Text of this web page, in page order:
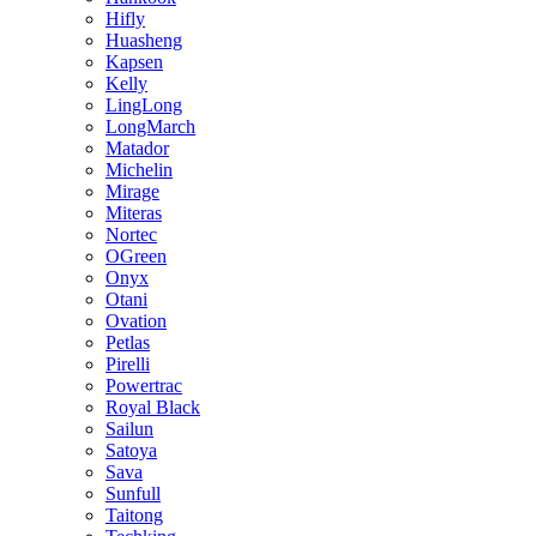
Hifly
Huasheng
Kapsen
Kelly
LingLong
LongMarch
Matador
Michelin
Mirage
Miteras
Nortec
OGreen
Onyx
Otani
Ovation
Petlas
Pirelli
Powertrac
Royal Black
Sailun
Satoya
Sava
Sunfull
Taitong